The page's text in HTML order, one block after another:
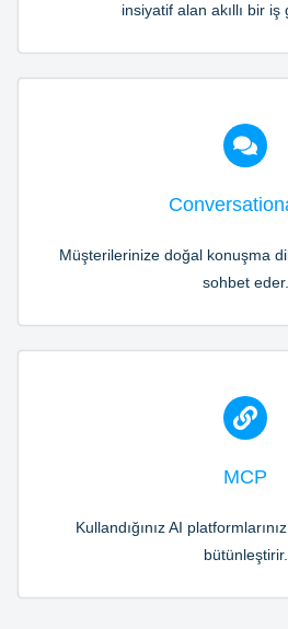
insiyatif alan akıllı bir iş
Müşterilerinize doğal konuşma
sohbet eder.
MCP
Kullandığınız AI
bütünleştirir.